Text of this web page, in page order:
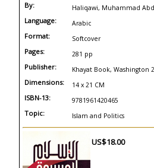
By:
Language: Arabic
Format: Softcover
Pages: 281 pp
Publisher: Khayat Book, Washington
Dimensions: 14 x 21 CM
ISBN-13: 9781961420465
Topic: Islam and Politics
US$18.00